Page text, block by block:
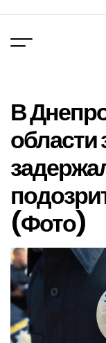
вмісту
В
области
(Фото)